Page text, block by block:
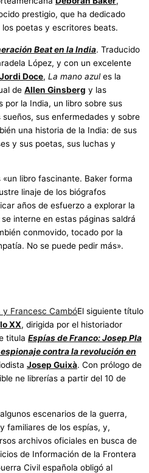
prestigio, que ha dedicado
poetas y escritores beats.
Beat en la India. Traducido
López, y con un excelente
Jordi Doce, La mano azules la
de Allen Ginsberg y las
por la India, un libro sobre sus
sus enfermedades y sobre
una historia de la India: de sus
y sus poetas, sus luchas y
libro fascinante. Baker forma
linaje de los biógrafos
años de esfuerzo a explorar la
interne en estas páginas saldrá
conmovido, tocado por la
No se puede pedir más».
El siguiente título
XX, dirigida por el historiador
titula Espías de Franco: Josep Pla
contra la revolución en
Josep Guixà. Con prólogo de
ne librerías a partir del 10 de
escenarios de la guerra,
familiares de los espías, y,
archivos oficiales en busca de
de Información de la Frontera
Civil española obligó al